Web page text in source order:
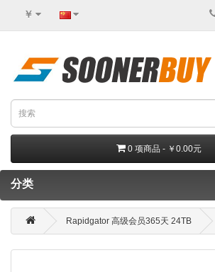
￥
0 项商品 - ￥0.00元
分类
Rapidgator 高级会员365天 24TB